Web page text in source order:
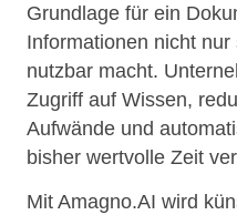
Grundlage für ein
Informationen nicht
nutzbar macht.
Zugriff auf Wissen,
Aufwände und
bisher wertvolle Zeit
Mit Amagno.AI wird